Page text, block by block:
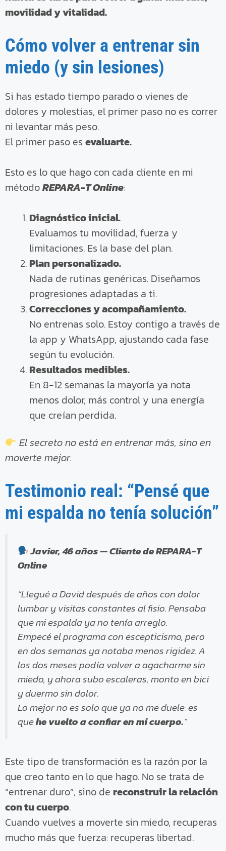
movilidad y vitalidad.
Cómo volver a entrenar sin
miedo (y sin lesiones)
Si has estado tiempo parado o vienes de
dolores y molestias, el primer paso no es correr
ni levantar más peso.
El primer paso es evaluarte.
Esto es lo que hago con cada cliente en mi
métodoREPARA-T Online:
Diagnóstico inicial.
Evaluamos tu movilidad, fuerza y
limitaciones. Es la base del plan.
Plan personalizado.
Nada de rutinas genéricas. Diseñamos
progresiones adaptadas a ti.
Correcciones y acompañamiento.
No entrenas solo. Estoy contigo a través de
la app y WhatsApp, ajustando cada fase
según tu evolución.
Resultados medibles.
En 8-12 semanas la mayoría ya nota
menos dolor, más control y una energía
que creían perdida.
El secreto no está en entrenar más, sino en
moverte mejor.
Testimonio real: “Pensé que
mi espalda no tenía solución”
Javier, 46 años — Cliente de REPARA-T
Online
“Llegué a David después de años con dolor
lumbar y visitas constantes al fisio. Pensaba
que mi espalda ya no tenía arreglo.
Empecé el programa con escepticismo, pero
en dos semanas ya notaba menos rigidez. A
los dos meses podía volver a agacharme sin
miedo, y ahora subo escaleras, monto en bici
y duermo sin dolor.
Lo mejor no es solo que ya no me duele: es
quehe vuelto a confiar en mi cuerpo.”
Este tipo de transformación es la razón por la
que creo tanto en lo que hago. No se trata de
“entrenar duro”, sino de reconstruir la relación
con tu cuerpo.
Cuando vuelves a moverte sin miedo, recuperas
mucho más que fuerza: recuperas libertad.